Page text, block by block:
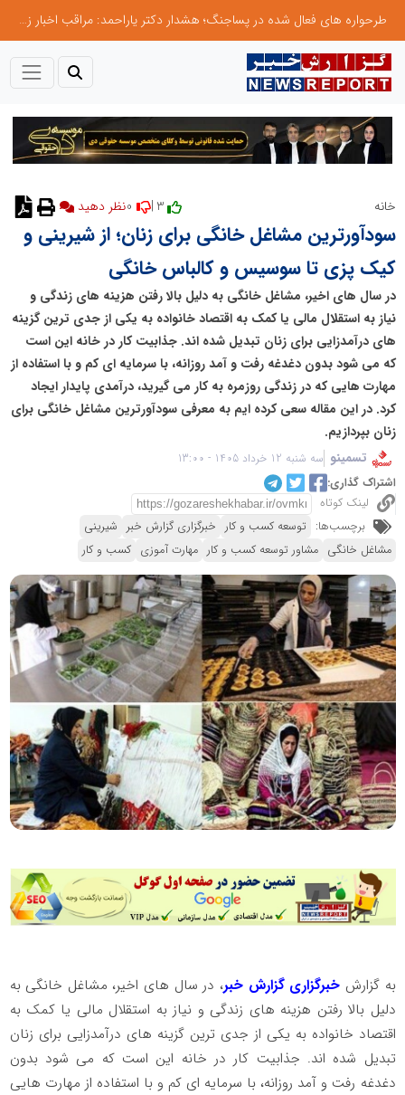
صنعت چوب؛ هنر، خلاقیت و اشتغال در کنار هم، که برای بقا نیازمند پشتیبانی از کالای ایرانی است
خانه 3 | نظر دهید
سودآورترین مشاغل خانگی برای زنان؛ از شیرینی و
کیک پزی تا سوسیس و کالباس خانگی
در سال های اخیر، مشاغل خانگی به دلیل بالا رفتن هزینه های زندگی و
نیاز به استقلال مالی یا کمک به اقتصاد خانواده به یکی از جدی ترین گزینه
های درآمدزایی برای زنان تبدیل شده اند. جذابیت کار در خانه این است
که می شود بدون دغدغه رفت و آمد روزانه، با سرمایه ای کم و با استفاده از
مهارت هایی که در زندگی روزمره به کار می گیرید، درآمدی پایدار ایجاد
کرد. در این مقاله سعی کرده ایم به معرفی سودآورترین مشاغل خانگی برای
زنان بپردازیم.
تسمینو سه شنبه 12 خرداد 1405 - 13:00
اشتراک گذاری:
لینک کوتاه
برچسب‌ها: توسعه کسب و کار خبرگزاری گزارش خبر شیرینی
مشاغل خانگی مشاور توسعه کسب و کار مهارت آموزی کسب و کار
به گزارش خبرگزاری گزارش خبر، در سال های اخیر، مشاغل خانگی به
دلیل بالا رفتن هزینه های زندگی و نیاز به استقلال مالی یا کمک به
اقتصاد خانواده به یکی از جدی ترین گزینه های درآمدزایی برای زنان
تبدیل شده اند. جذابیت کار در خانه این است که می شود بدون
دغدغه رفت و آمد روزانه، با سرمایه ای کم و با استفاده از مهارت هایی